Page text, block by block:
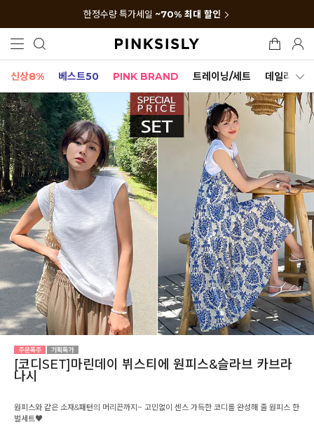
한정수량 특가세일 ~70% 최대 할인
신상8% 베스트50 PINK BRAND 트레이닝/세트 데일리세트
[코디SET]마린데이 뷔스티에 원피스&슬라브 카브라
나시
원피스와 같은 소재&패턴의 머리끈까지~ 고민없이 센스 가득한 코디를 완성해 줄 원피스 한
벌세트♥